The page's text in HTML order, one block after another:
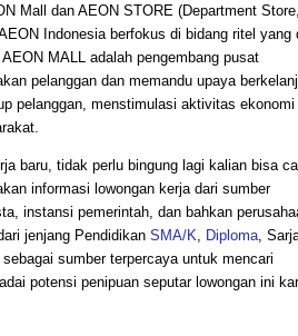
Mall dan AEON STORE (Department
Indonesia berfokus di bidang ritel yang
MALL adalah pengembang pusat
pelanggan dan memandu upaya
pelanggan, menstimulasi aktivitas ekonomi
baru, tidak perlu bingung lagi kalian bisa
informasi lowongan kerja dari sumber
instansi pemerintah, dan bahkan
jenjang Pendidikan SMA/K Diploma ,
sumber terpercaya untuk mencari
potensi penipuan seputar lowongan ini